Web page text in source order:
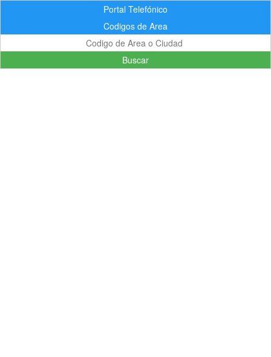
Portal Telefónico
Codigos de Area
Buscar